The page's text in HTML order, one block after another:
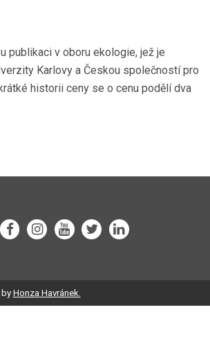
publikaci v oboru ekologie, jež je
Karlovy a Českou společností pro
historii ceny se o cenu podělí dva
by Honza Havránek.